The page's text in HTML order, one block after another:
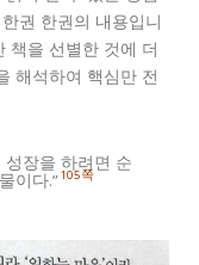
권 한권의 내용입니
책을 선별한 것에 더
해석하여 핵심만 전
장을 하려면 순
이다.”105쪽